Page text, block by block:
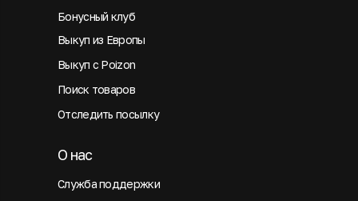
Бонусный клуб
Выкуп из Европы
Выкуп с Poizon
Поиск товаров
Отследить посылку
Служба поддержки
О нас